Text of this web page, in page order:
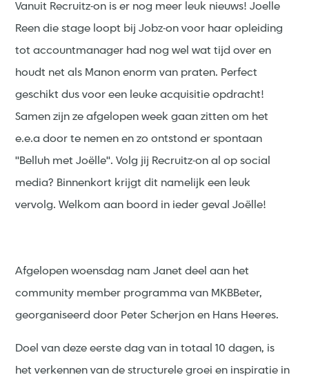
Vanuit Recruitz-on is er nog meer leuk nieuws! Joelle
Reen die stage loopt bij Jobz-on voor haar opleiding
tot accountmanager had nog wel wat tijd over en
houdt net als Manon enorm van praten. Perfect
geschikt dus voor een leuke acquisitie opdracht!
Samen zijn ze afgelopen week gaan zitten om het
e.e.a door te nemen en zo ontstond er spontaan
''Belluh met Joëlle''. Volg jij Recruitz-on al op social
media? Binnenkort krijgt dit namelijk een leuk
vervolg. Welkom aan boord in ieder geval Joëlle!
Afgelopen woensdag nam Janet deel aan het
community member programma van MKBBeter,
georganiseerd door Peter Scherjon en Hans Heeres.
Doel van deze eerste dag van in totaal 10 dagen, is
het verkennen van de structurele groei en inspiratie in